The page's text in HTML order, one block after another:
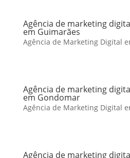
Agência de marketing
em Guimarães
Agência de Marketing Digital
Agência de marketing
em Gondomar
Agência de Marketing Digital
Agência de marketing